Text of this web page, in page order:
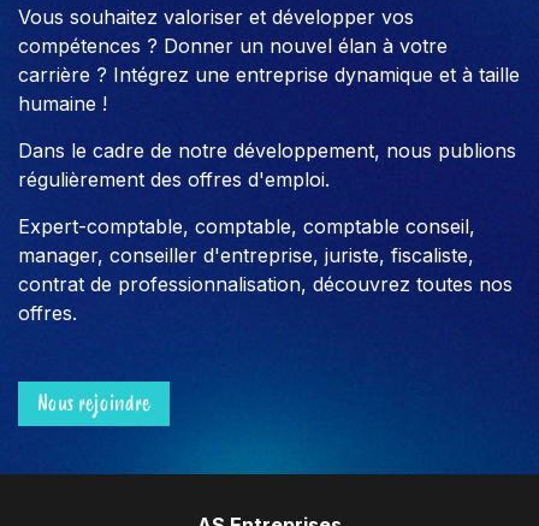
Vous souhaitez valoriser et développer vos
compétences ? Donner un nouvel élan à votre
carrière ? Intégrez une entreprise dynamique et à taille
humaine !
Dans le cadre de notre développement, nous publions
régulièrement des offres d'emploi.
Expert-comptable, comptable, comptable conseil,
manager, conseiller d'entreprise, juriste, fiscaliste,
contrat de professionnalisation, découvrez toutes nos
offres.
Nous rejoindre